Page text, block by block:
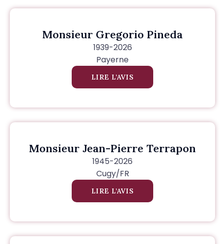
Monsieur Gregorio Pineda
1939-2026
Payerne
LIRE L’AVIS
Monsieur Jean-Pierre Terrapon
1945-2026
Cugy/FR
LIRE L’AVIS